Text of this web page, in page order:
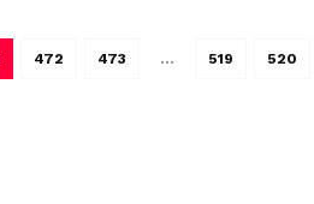
472 473 … 519 520